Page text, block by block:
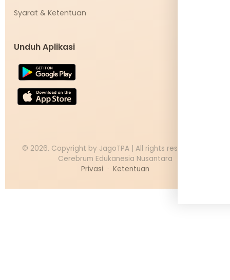
Syarat & Ketentuan
Unduh Aplikasi
© 2026. Copyright by JagoTPA | All rights reserved PT
Cerebrum Edukanesia Nusantara
Privasi · Ketentuan